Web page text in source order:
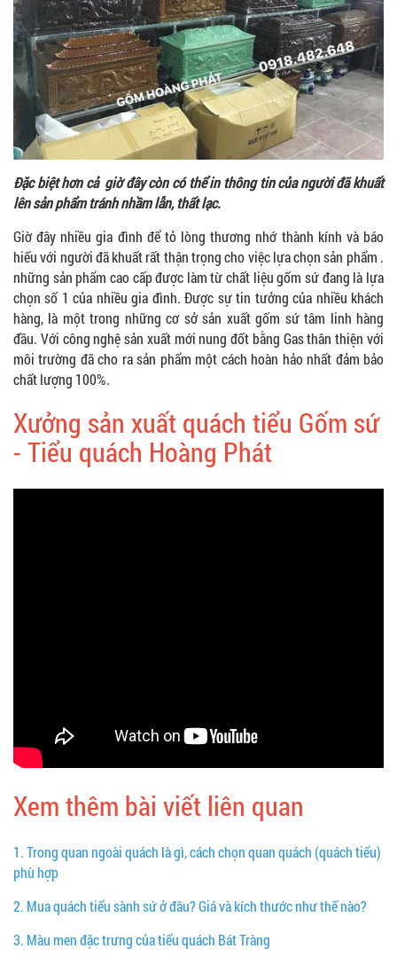
Đặc biệt hơn cả giờ đây còn có thể in thông tin của người đã khuất
lên sản phẩm tránh nhầm lẫn, thất lạc.
Giờ đây nhiều gia đình để tỏ lòng thương nhớ thành kính và báo
hiếu với người đã khuất rất thận trọng cho việc lựa chọn sản phẩm .
những sản phẩm cao cấp được làm từ chất liệu gốm sứ đang là lựa
chọn số 1 của nhiều gia đình. Được sự tin tưởng của nhiều khách
hàng, là một trong những cơ sở sản xuất gốm sứ tâm linh hàng
đầu. Với công nghệ sản xuất mới nung đốt bằng Gas thân thiện với
môi trường đã cho ra sản phẩm một cách hoàn hảo nhất đảm bảo
chất lượng 100%.
Xưởng sản xuất quách tiểu Gốm sứ
- Tiểu quách Hoàng Phát
Xem thêm bài viết liên quan
1.Trong quan ngoài quách là gì, cách chọn quan quách (quách tiểu)
phù hợp
2. Mua quách tiểu sành sứ ở đâu? Giá và kích thước như thế nào?
3. Màu men đặc trưng của tiểu quách Bát Tràng